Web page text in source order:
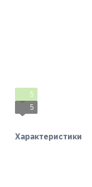
5
5
Характеристики